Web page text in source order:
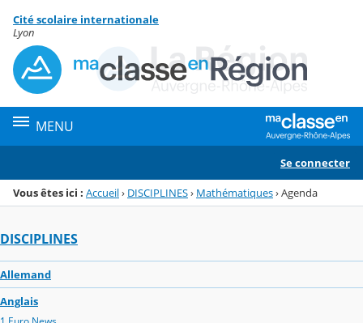
Menu de la rubrique
Contenu
Cité scolaire internationale
Lyon
MENU
Se connecter
Vous êtes ici : Accueil› DISCIPLINES› Mathématiques›Agenda
DISCIPLINES
Allemand
Anglais